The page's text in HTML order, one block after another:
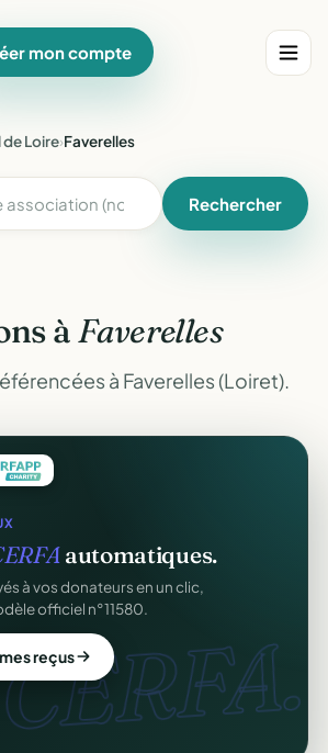
mon compte
Loire›Faverelles
Rechercher
àFaverelles
à Faverelles (Loiret).
automatiques.
à vos donateurs en un clic,
officiel n°11580.
reçus